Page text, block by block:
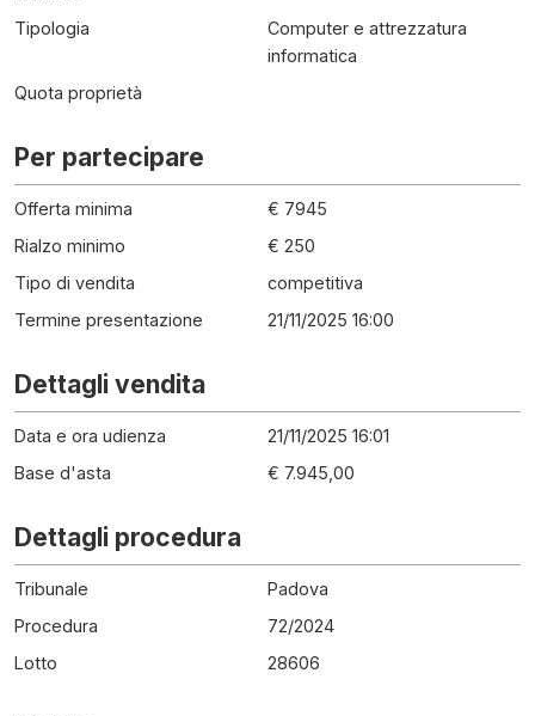
Tipologia
Computer e attrezzatura
informatica
Quota proprietà
Per partecipare
Offerta minima
€ 7945
Rialzo minimo
€ 250
Tipo di vendita
competitiva
Termine presentazione
21/11/2025 16:00
Dettagli vendita
Data e ora udienza
21/11/2025 16:01
Base d'asta
€ 7.945,00
Dettagli procedura
Tribunale
Padova
Procedura
72/2024
Lotto
28606